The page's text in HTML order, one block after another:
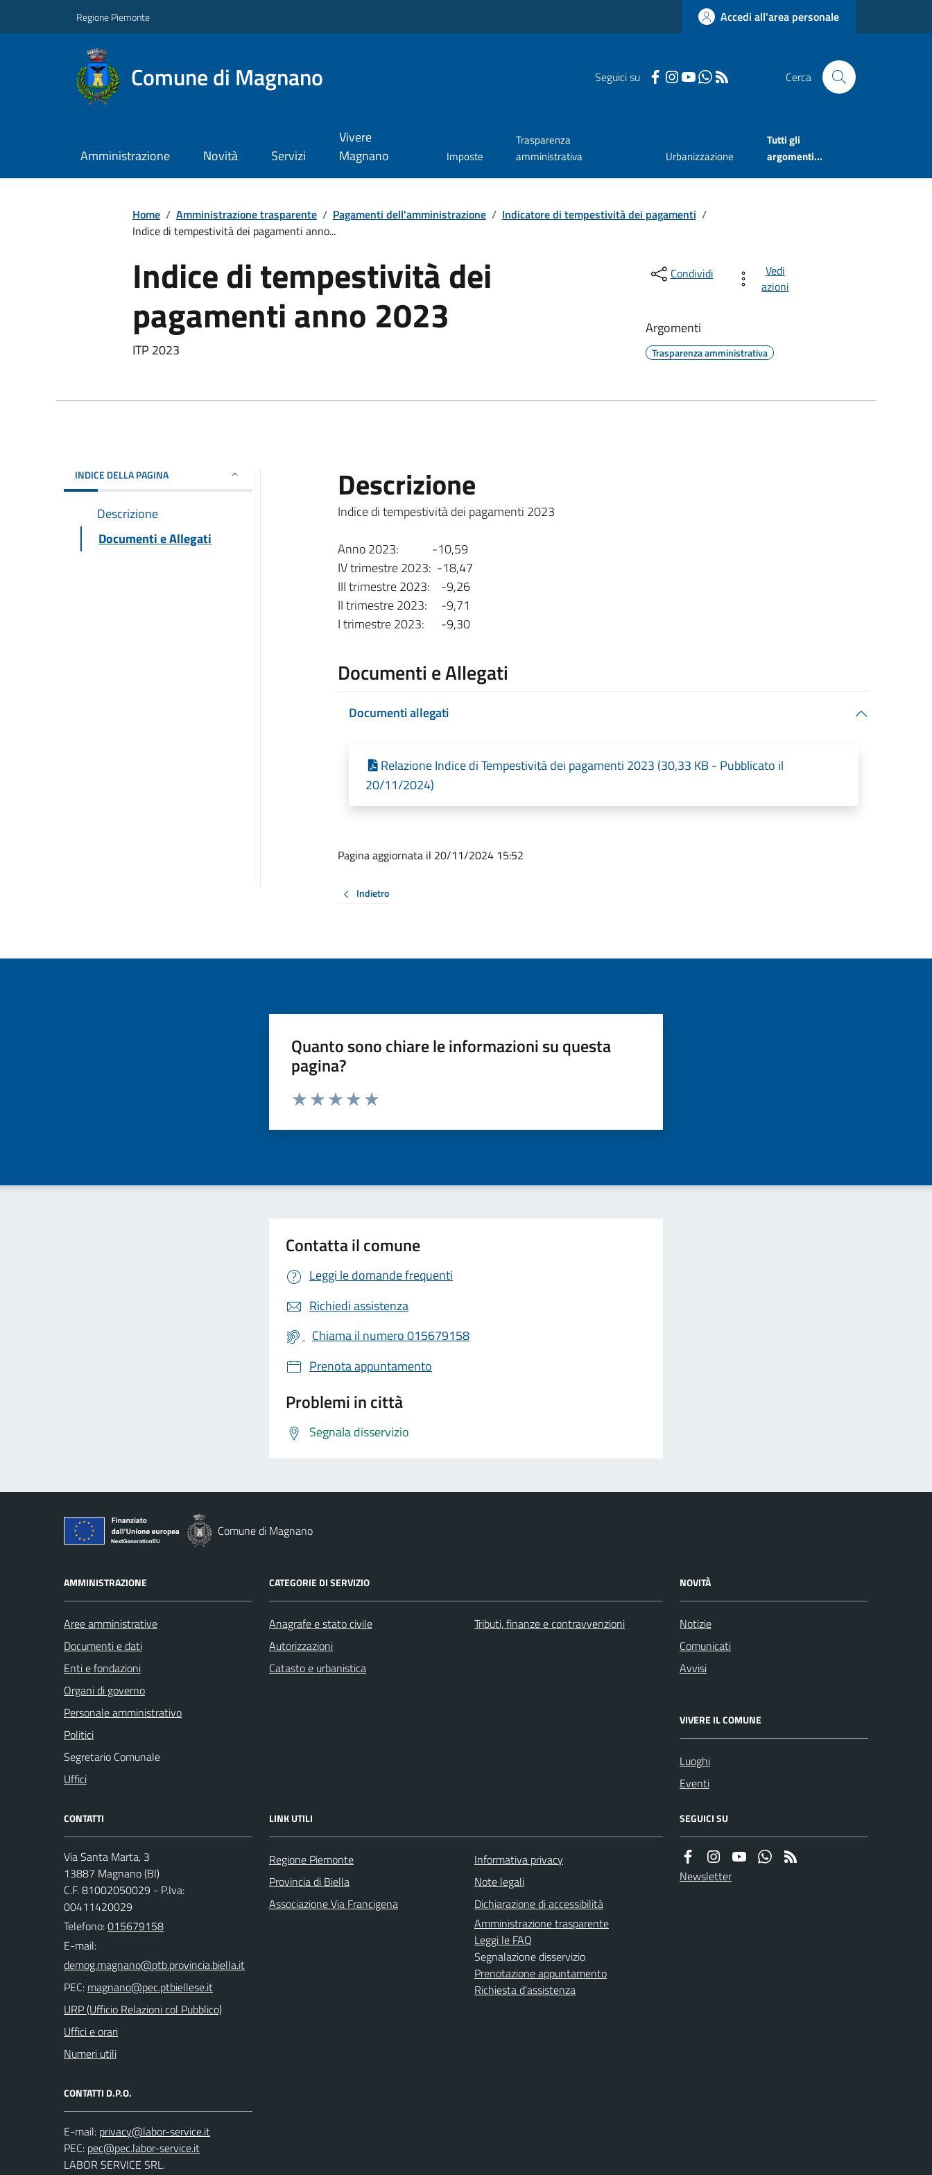
Regione Piemonte Accedi all'area personale
Comune di Magnano Seguici su Cerca
Amministrazione Novità Servizi
Vivere
Magnano
Imposte
Trasparenza
amministrativa
Urbanizzazione
Tutti gli
argomenti...
Home / Amministrazione trasparente / Pagamenti dell'amministrazione / Indicatore di tempestività dei pagamenti /
Indice di tempestività dei pagamenti anno...
Indice di tempestività dei
pagamenti anno 2023
ITP 2023
Condividi
Vedi
azioni
Argomenti
Trasparenza amministrativa
INDICE DELLA PAGINA
Descrizione
Documenti e Allegati
Descrizione
Indice di tempestività dei pagamenti 2023
Anno 2023: -10,59
IV trimestre 2023: -18,47
III trimestre 2023: -9,26
II trimestre 2023: -9,71
I trimestre 2023: -9,30
Documenti e Allegati
Documenti allegati
Relazione Indice di Tempestività dei pagamenti 2023 (30,33 KB - Pubblicato il
20/11/2024)
Pagina aggiornata il 20/11/2024 15:52
Indietro
Quanto sono chiare le informazioni su questa
pagina?
Valuta da 1 a 5 stelle la pagina
Contatta il comune
Leggi le domande frequenti
Richiedi assistenza
Chiama il numero 015679158
Prenota appuntamento
Problemi in città
Segnala disservizio
Comune di Magnano
AMMINISTRAZIONE
Aree amministrative
Documenti e dati
Enti e fondazioni
Organi di governo
Personale amministrativo
Politici
Segretario Comunale
Uffici
CATEGORIE DI SERVIZIO
Anagrafe e stato civile
Autorizzazioni
Catasto e urbanistica
Tributi, finanze e contravvenzioni
NOVITÀ
Notizie
Comunicati
Avvisi
VIVERE IL COMUNE
Luoghi
Eventi
CONTATTI
Via Santa Marta, 3
13887 Magnano (BI)
C.F. 81002050029 - P.Iva:
00411420029
Telefono:015679158
E-mail:
PEC:
URP (Ufficio Relazioni col Pubblico)
Uffici e orari
Numeri utili
CONTATTI D.P.O.
E-mail:
PEC:
LABOR SERVICE SRL.
LINK UTILI
Regione Piemonte
Provincia di Biella
Associazione Via Francigena
Informativa privacy
Note legali
Dichiarazione di accessibilità
Amministrazione trasparente
Leggi le FAQ
Segnalazione disservizio
Prenotazione appuntamento
Richiesta d'assistenza
SEGUICI SU
Newsletter